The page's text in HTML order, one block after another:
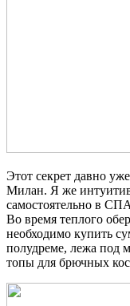
Этот секрет давно
Милан. Я же
самостоятельно в
Во время теплого
необходимо купить
полудреме, лежа под
топы для брючных